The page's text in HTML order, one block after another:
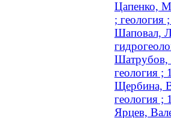
Цапенко,
;
Шаповал,
Шатрубов,
геология
Щербина,
геология
Ярцев,